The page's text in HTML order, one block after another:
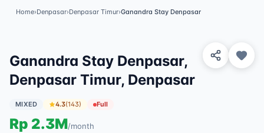
Home›Denpasar›Denpasar Timur›Ganandra Stay Denpasar
Ganandra Stay Denpasar,
Denpasar Timur, Denpasar
MIXED 4.3(143) Full
Rp 2.3M/month